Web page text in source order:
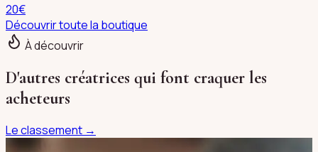
20€
Découvrir toute la boutique
À découvrir
D'autres créatrices qui font craquer les
acheteurs
Le classement →